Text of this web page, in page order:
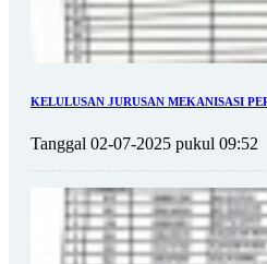
KELULUSAN JURUSAN MEKANISASI
Tanggal 02-07-2025 pukul 09:52